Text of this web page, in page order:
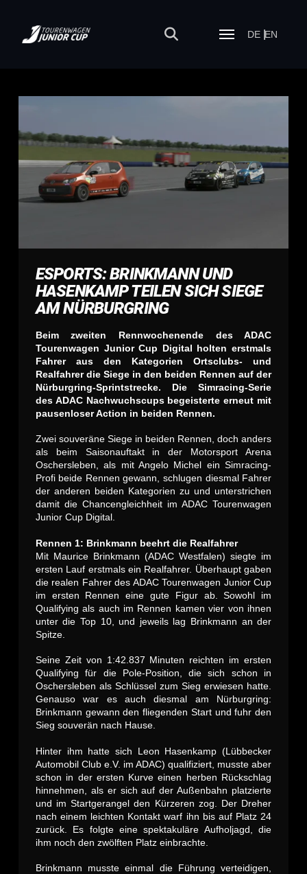
DE EN
ESPORTS: BRINKMANN UND
HASENKAMP TEILEN SICH SIEGE
AM NÜRBURGRING
Beim zweiten Rennwochenende des ADAC
Tourenwagen Junior Cup Digital holten erstmals
Fahrer aus den Kategorien Ortsclubs- und
Realfahrer die Siege in den beiden Rennen auf der
Nürburgring-Sprintstrecke. Die Simracing-Serie
des ADAC Nachwuchscups begeisterte erneut mit
pausenloser Action in beiden Rennen.
Zwei souveräne Siege in beiden Rennen, doch anders
als beim Saisonauftakt in der Motorsport Arena
Oschersleben, als mit Angelo Michel ein Simracing-
Profi beide Rennen gewann, schlugen diesmal Fahrer
der anderen beiden Kategorien zu und unterstrichen
damit die Chancengleichheit im ADAC Tourenwagen
Junior Cup Digital.
Rennen 1: Brinkmann beehrt die Realfahrer
Mit Maurice Brinkmann (ADAC Westfalen) siegte im
ersten Lauf erstmals ein Realfahrer. Überhaupt gaben
die realen Fahrer des ADAC Tourenwagen Junior Cup
im ersten Rennen eine gute Figur ab. Sowohl im
Qualifying als auch im Rennen kamen vier von ihnen
unter die Top 10, und jeweils lag Brinkmann an der
Spitze.
Seine Zeit von 1:42.837 Minuten reichten im ersten
Qualifying für die Pole-Position, die sich schon in
Oschersleben als Schlüssel zum Sieg erwiesen hatte.
Genauso war es auch diesmal am Nürburgring:
Brinkmann gewann den fliegenden Start und fuhr den
Sieg souverän nach Hause.
Hinter ihm hatte sich Leon Hasenkamp (Lübbecker
Automobil Club e.V. im ADAC) qualifiziert, musste aber
schon in der ersten Kurve einen herben Rückschlag
hinnehmen, als er sich auf der Außenbahn platzierte
und im Startgerangel den Kürzeren zog. Der Dreher
nach einem leichten Kontakt warf ihn bis auf Platz 24
zurück. Es folgte eine spektakuläre Aufholjagd, die
ihm noch den zwölften Platz einbrachte.
Brinkmann musste einmal die Führung verteidigen,